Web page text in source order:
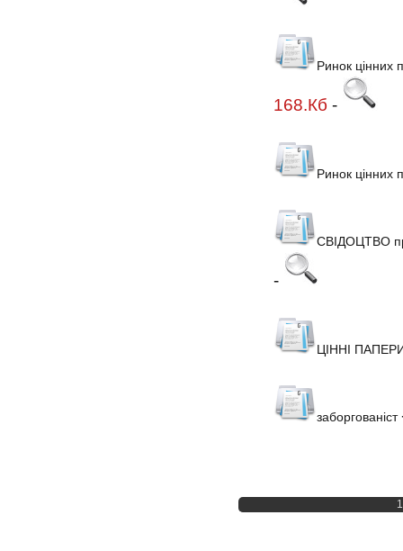
Ринок цінних
168.Кб -
Ринок цінних
СВІДОЦТВО
-
ЦІННІ
заборгованіст